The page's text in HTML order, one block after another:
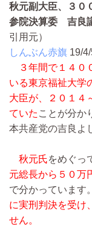
秋元副大臣、３０
参院決算委 吉良
引用元）
しんぶん赤旗 19/
３年間で１４０
いる東京福祉大学
大臣が、２０１４
ていた ことが分か
本共産党の吉良よ
秋元氏をめぐっ
元総長から５０万
で分かっています
に実刑判決を受け
せん。